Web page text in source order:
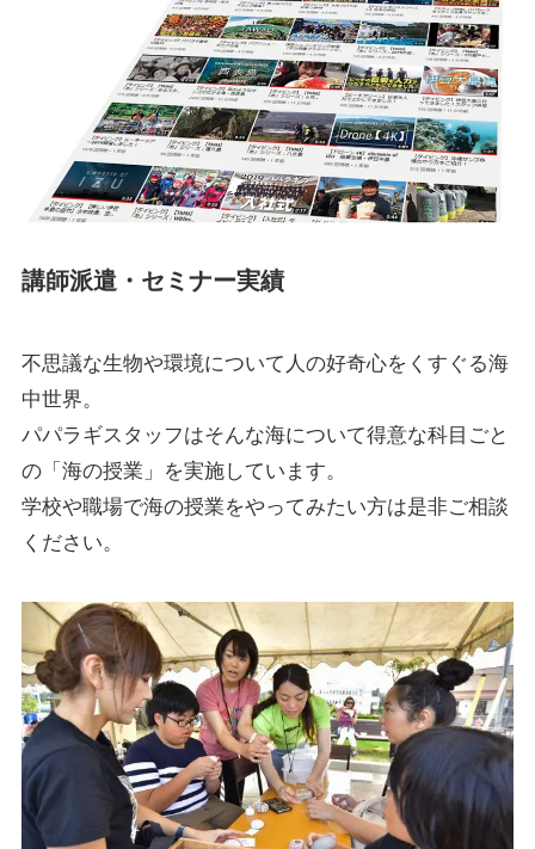
講師派遣・セミナー実績
不思議な生物や環境について人の好奇心をくすぐる海
中世界。
パパラギスタッフはそんな海について得意な科目ごと
の「海の授業」を実施しています。
学校や職場で海の授業をやってみたい方は是非ご相談
ください。